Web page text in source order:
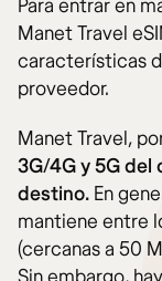
Para entrar en
Manet Travel
características
proveedor.
Manet Travel,
3G/4G y 5G del
destino. En
mantiene entre
(cercanas a 50